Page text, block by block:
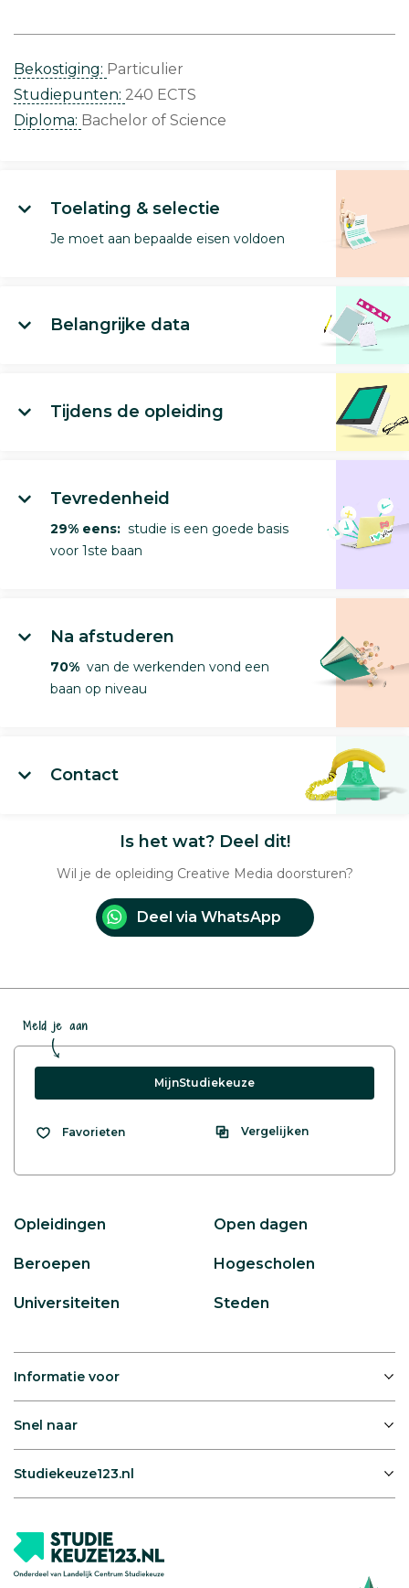
Bekostiging: Particulier
Studiepunten: 240 ECTS
Diploma: Bachelor of Science
Toelating & selectie
Je moet aan bepaalde eisen voldoen
Belangrijke data
Tijdens de opleiding
Tevredenheid
29% eens: studie is een goede basis
voor 1ste baan
Na afstuderen
70% van de werkenden vond een
baan op niveau
Contact
Is het wat? Deel dit!
Wil je de opleiding Creative Media doorsturen?
Deel via WhatsApp
Meld je aan
MijnStudiekeuze
Favorieten Vergelijken
Opleidingen Open dagen
Beroepen Hogescholen
Universiteiten Steden
Informatie voor
Snel naar
Studiekeuze123.nl